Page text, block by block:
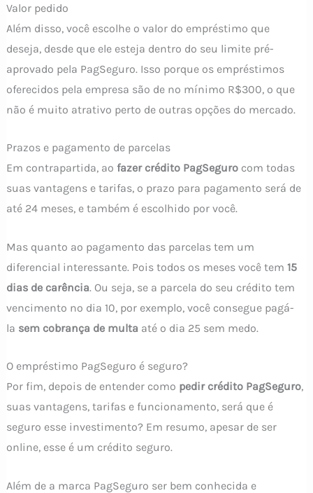
Valor pedido
Além disso, você escolhe o valor do empréstimo que
deseja, desde que ele esteja dentro do seu limite pré-
aprovado pela PagSeguro. Isso porque os empréstimos
oferecidos pela empresa são de no mínimo R$300, o que
não é muito atrativo perto de outras opções do mercado.
Prazos e pagamento de parcelas
Em contrapartida, ao fazer crédito PagSegurocom todas
suas vantagens e tarifas, o prazo para pagamento será de
até 24 meses, e também é escolhido por você.
Mas quanto ao pagamento das parcelas tem um
diferencial interessante. Pois todos os meses você tem 15
dias de carência. Ou seja, se a parcela do seu crédito tem
vencimento no dia 10, por exemplo, você consegue pagá-
la sem cobrança de multa até o dia 25 sem medo.
O empréstimo PagSeguro é seguro?
Por fim, depois de entender como pedir crédito PagSeguro,
suas vantagens, tarifas e funcionamento, será que é
seguro esse investimento? Em resumo, apesar de ser
online, esse é um crédito seguro.
Além de a marca PagSeguro ser bem conhecida e